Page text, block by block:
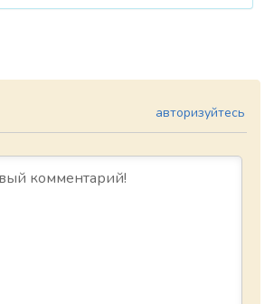
авторизуйтесь